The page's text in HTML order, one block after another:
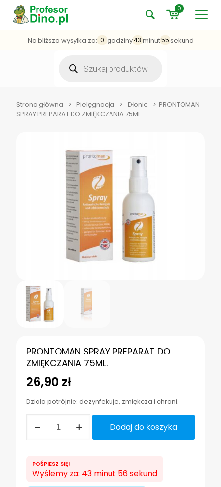
0
Najbliższa wysyłka za: 0 godziny43 minut55sekund
produktów
Strona główna > Pielęgnacja > Dłonie > PRONTOMAN
SPRAY PREPARAT DO ZMIĘKCZANIA 75ML.
PRONTOMAN SPRAY PREPARAT DO
ZMIĘKCZANIA 75ML.
26,90 zł
Działa potrójnie: dezynfekuje, zmiękcza i chroni.
PRONTOMAN
ZMIĘKCZANIA
75ML.
Dodaj do koszyka
POŚPIESZ SIĘ!
Wyślemy za: 43 minut 55 sekund